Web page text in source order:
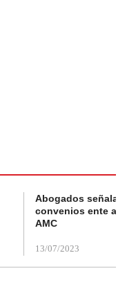
Abogados
convenios ente
AMC
13/07/2023